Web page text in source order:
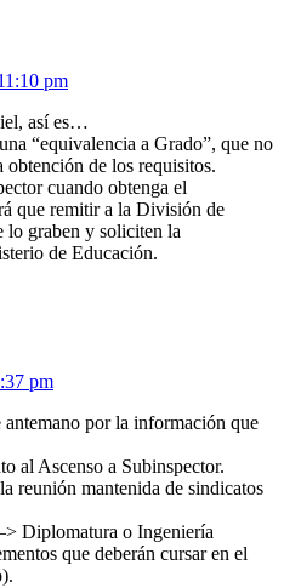
pm
así es…
“equivalencia a Grado”, que no
obtención de los requisitos.
cuando obtenga el
que remitir a la División de
lo graben y soliciten la
de Educación.
pm
antemano por la información que
al Ascenso a Subinspector.
reunión mantenida de sindicatos
Diplomatura o Ingeniería
que deberán cursar en el